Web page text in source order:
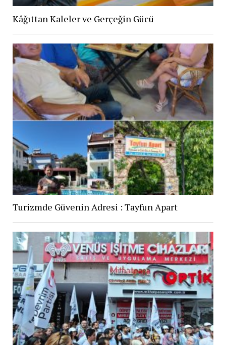
Kâğıttan Kaleler ve Gerçeğin Gücü
Turizmde Güvenin Adresi : Tayfun Apart